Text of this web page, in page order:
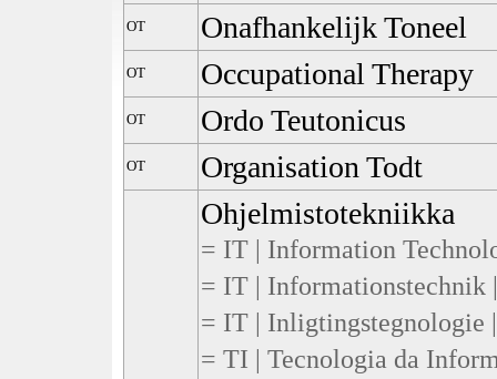
OT Onafhankelijk Toneel
OT Occupational Therapy
OT Ordo Teutonicus
OT Organisation Todt
Ohjelmistotekniikka
= IT | Information
= IT | Informationstechnik
= IT | Inligtingstegnologie
= TI | Tecnologia da